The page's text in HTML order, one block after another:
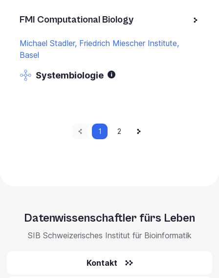
FMI Computational Biology
Michael Stadler, Friedrich Miescher Institute,
Basel
Systembiologie
Vorherige
Seite
Aktuelle
Seite
1 Seite
2
Seite
Datenwissenschaftler fürs Leben
SIB Schweizerisches Institut für Bioinformatik
Kontakt